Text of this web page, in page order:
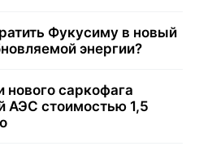
Фукусиму в новый
энергии?
нового саркофага
АЭС стоимостью 1,5